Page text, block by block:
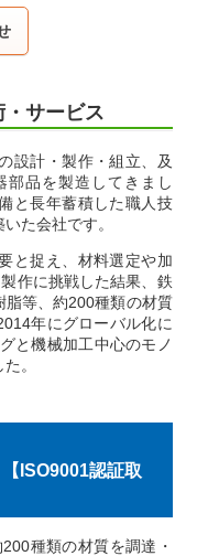
サービス
設計・製作・組立、及
部品を製造してきまし
と長年蓄積した職人技
た会社です。
と捉え、材料選定や加
作に挑戦した結果、鉄
脂等、約200種類の材質
年にグローバル化に
と機械加工中心のモノ
。
ISO9001認証取
種類の材質を調達・